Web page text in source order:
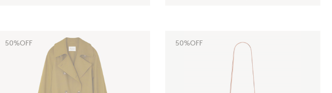
50%OFF 50%OFF